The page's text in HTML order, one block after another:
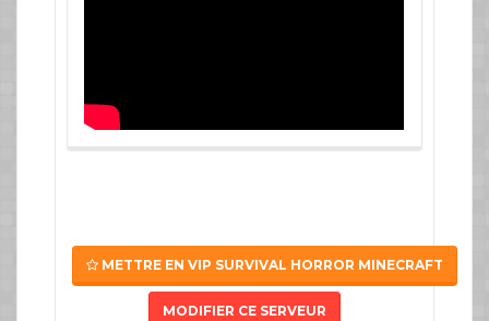
METTRE EN VIP SURVIVAL HORROR MINECRAFT
MODIFIER CE SERVEUR